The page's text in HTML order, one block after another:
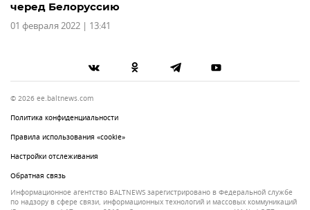
черед Белоруссию
01 февраля 2022 | 13:41
© 2026 ee.baltnews.com
Политика конфиденциальности
Правила использования «cookie»
Настройки отслеживания
Обратная связь
Информационное агентство BALTNEWS зарегистрировано в Федеральной службе
по надзору в сфере связи, информационных технологий и массовых коммуникаций